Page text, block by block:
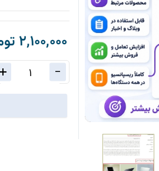
2,100,000 تومان